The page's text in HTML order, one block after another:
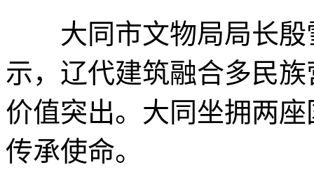
大同市文物局局长殷
示，辽代建筑融合多民
价值突出。大同坐拥两
传承使命。